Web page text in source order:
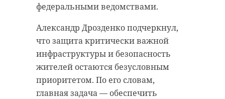
федеральными ведомствами.
Александр Дрозденко подчеркнул,
что защита критически важной
инфраструктуры и безопасность
жителей остаются безусловным
приоритетом. По его словам,
главная задача — обеспечить